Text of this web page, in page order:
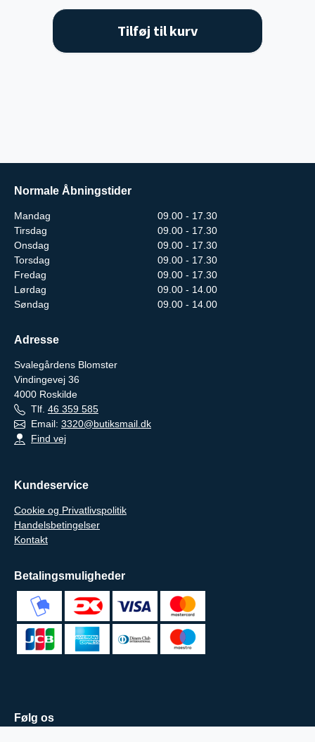
Tilføj til kurv
Normale Åbningstider
Mandag
09.00 - 17.30
Tirsdag
09.00 - 17.30
Onsdag
09.00 - 17.30
Torsdag
09.00 - 17.30
Fredag
09.00 - 17.30
Lørdag
09.00 - 14.00
Søndag
09.00 - 14.00
Adresse
Svalegårdens Blomster
Vindingevej 36
4000 Roskilde
Tlf. 46 359 585
Email: 3320@butiksmail.dk
Find vej
Kundeservice
Cookie og Privatlivspolitik
Handelsbetingelser
Kontakt
Betalingsmuligheder
Følg os